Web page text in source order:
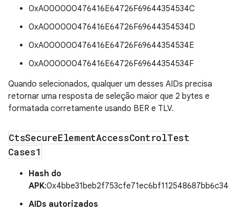
0xA000000476416E64726F69644354534C
0xA000000476416E64726F69644354534D
0xA000000476416E64726F69644354534E
0xA000000476416E64726F69644354534F
Quando selecionados, qualquer um desses AIDs precisa
retornar uma resposta de seleção maior que 2 bytes e
formatada corretamente usando BER e TLV.
CtsSecureElementAccessControlTest
Cases1
Hash do
APK
AIDs autorizados